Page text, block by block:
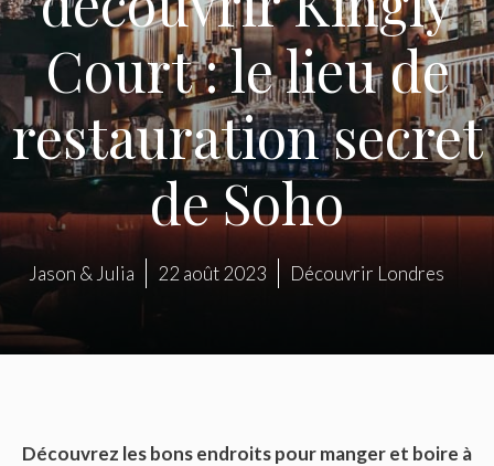
Court : le lieu de
restauration secret
de Soho
Jason & Julia 22 août 2023 Découvrir Londres
Découvrez les bons endroits pour manger et boire à